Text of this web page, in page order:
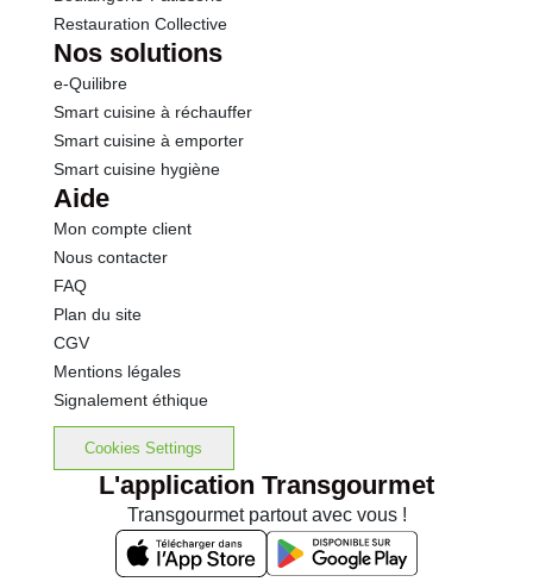
Restauration Collective
Nos solutions
e-Quilibre
Smart cuisine à réchauffer
Smart cuisine à emporter
Smart cuisine hygiène
Aide
Mon compte client
Nous contacter
FAQ
Plan du site
CGV
Mentions légales
Signalement éthique
Cookies Settings
L'application Transgourmet
Transgourmet partout avec vous !